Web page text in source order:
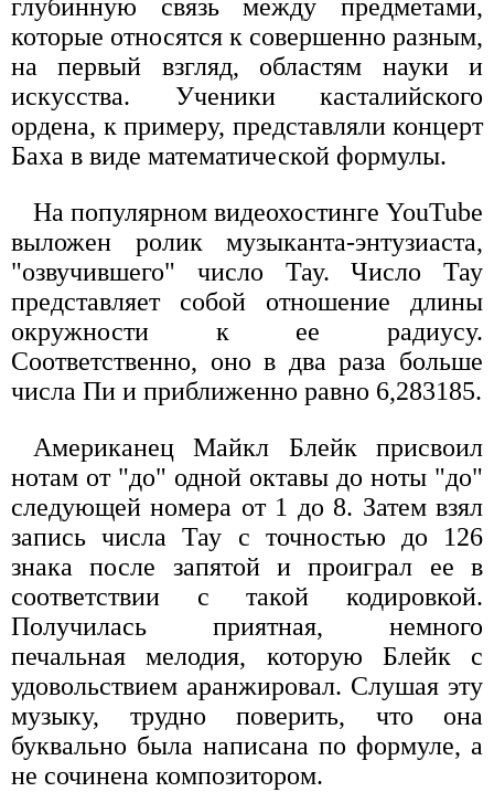
глубинную связь между предметами,
которые относятся к совершенно разным,
на первый взгляд, областям науки и
искусства. Ученики касталийского
ордена, к примеру, представляли концерт
Баха в виде математической формулы.
На популярном видеохостинге YouTube
выложен ролик музыканта-энтузиаста,
"озвучившего" число Тау. Число Тау
представляет собой отношение длины
окружности к ее радиусу.
Соответственно, оно в два раза больше
числа Пи и приближенно равно 6,283185.
Американец Майкл Блейк присвоил
нотам от "до" одной октавы до ноты "до"
следующей номера от 1 до 8. Затем взял
запись числа Тау с точностью до 126
знака после запятой и проиграл ее в
соответствии с такой кодировкой.
Получилась приятная, немного
печальная мелодия, которую Блейк с
удовольствием аранжировал. Слушая эту
музыку, трудно поверить, что она
буквально была написана по формуле, а
не сочинена композитором.